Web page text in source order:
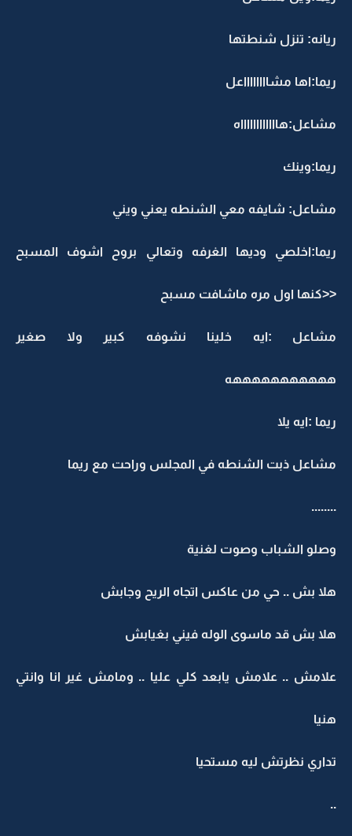
ريانه: تنزل شنطتها
ريما:اها مشااااااااعل
مشاعل:هااااااااااااه
ريما:وينك
مشاعل: شايفه معي الشنطه يعني ويني
ريما:اخلصي وديها الغرفه وتعالي بروح اشوف المسبح
<<كنها اول مره ماشافت مسبح
مشاعل :ايه خلينا نشوفه كبير ولا صغير
هههههههههههه
ريما :ايه يلا
مشاعل ذبت الشنطه في المجلس وراحت مع ريما
........
وصلو الشباب وصوت لغنية
هلا بش .. حي من عاكس اتجاه الريح وجابش
هلا بش قد ماسوى الوله فيني بغيابش
علامش .. علامش يابعد كلي عليا .. ومامش غير انا وانتي
هنيا
تداري نظرتش ليه مستحيا
..